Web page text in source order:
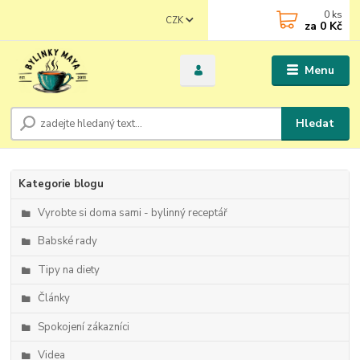
Menu
CZK
Hledat
0 ks
za 0 Kč
Kategorie blogu
Vyrobte si doma sami - bylinný receptář
Babské rady
Tipy na diety
Články
Spokojení zákazníci
Videa